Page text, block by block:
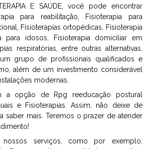
E SAÚDE, você pode encontrar
para reabilitação, Fisioterapia para
Fisioterapias ortopédicas, Fisioterapia
para idosos, Fisioterapia domiciliar em
respiratórias, entre outras alternativas.
grupo de profissionais qualificados e
além de um investimento considerável
modernas.
a opção de Rpg reeducação postural
e Fisioterapias. Assim, não deixe de
saber mais. Teremos o prazer de atender
serviços, como por exemplo,